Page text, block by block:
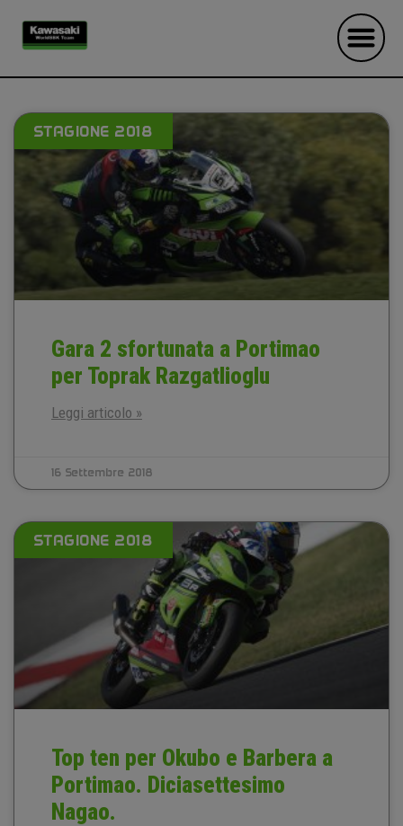
STAGIONE 2018
Gara 2 sfortunata a Portimao
per Toprak Razgatlioglu
Leggi articolo »
16 Settembre 2018
STAGIONE 2018
Top ten per Okubo e Barbera a
Portimao. Diciasettesimo
Nagao.